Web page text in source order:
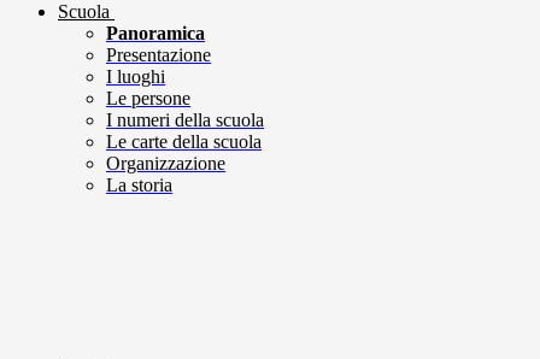
Scuola
Panoramica
Presentazione
I luoghi
Le persone
I numeri della scuola
Le carte della scuola
Organizzazione
La storia